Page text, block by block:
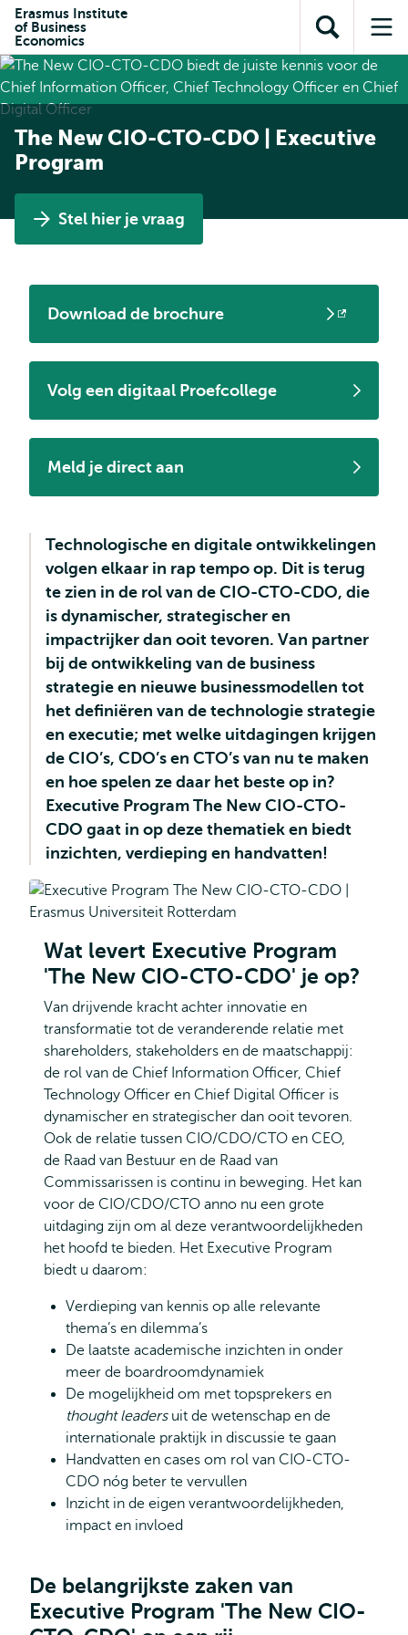
inhoud
gaan
gaan
Direct naar
subnavigatie
Erasmus Institute
of Business
Economics
Toon
zoekveld
The New CIO-CTO-CDO | Executive
Program
Stel hier je vraag
Download de brochure
Opent
extern
Volg een digitaal Proefcollege
Meld je direct aan
Technologische en digitale ontwikkelingen
volgen elkaar in rap tempo op. Dit is terug
te zien in de rol van de CIO-CTO-CDO, die
is dynamischer, strategischer en
impactrijker dan ooit tevoren. Van partner
bij de ontwikkeling van de business
strategie en nieuwe businessmodellen tot
het definiëren van de technologie strategie
en executie; met welke uitdagingen krijgen
de CIO’s, CDO’s en CTO’s van nu te maken
en hoe spelen ze daar het beste op in?
Executive Program The New CIO-CTO-
CDO gaat in op deze thematiek en biedt
inzichten, verdieping en handvatten!
Wat levert Executive Program
'The New CIO-CTO-CDO' je op?
Van drijvende kracht achter innovatie en
transformatie tot de veranderende relatie met
shareholders, stakeholders en de maatschappij:
de rol van de Chief Information Officer, Chief
Technology Officer en Chief Digital Officer is
dynamischer en strategischer dan ooit tevoren.
Ook de relatie tussen CIO/CDO/CTO en CEO,
de Raad van Bestuur en de Raad van
Commissarissen is continu in beweging. Het kan
voor de CIO/CDO/CTO anno nu een grote
uitdaging zijn om al deze verantwoordelijkheden
het hoofd te bieden. Het Executive Program
biedt u daarom:
Verdieping van kennis op alle relevante
thema’s en dilemma’s
De laatste academische inzichten in onder
meer de boardroomdynamiek
De mogelijkheid om met topsprekers en
thought leadersuit de wetenschap en de
internationale praktijk in discussie te gaan
Handvatten en cases om rol van CIO-CTO-
CDO nóg beter te vervullen
Inzicht in de eigen verantwoordelijkheden,
impact en invloed
De belangrijkste zaken van
Executive Program 'The New CIO-